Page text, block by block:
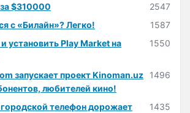
$310000
2547
с «Билайн»? Легко!
1587
установить Play Market на
1550
запускает проект Kinoman.uz
любителей кино!
1496
телефон дорожает
1435